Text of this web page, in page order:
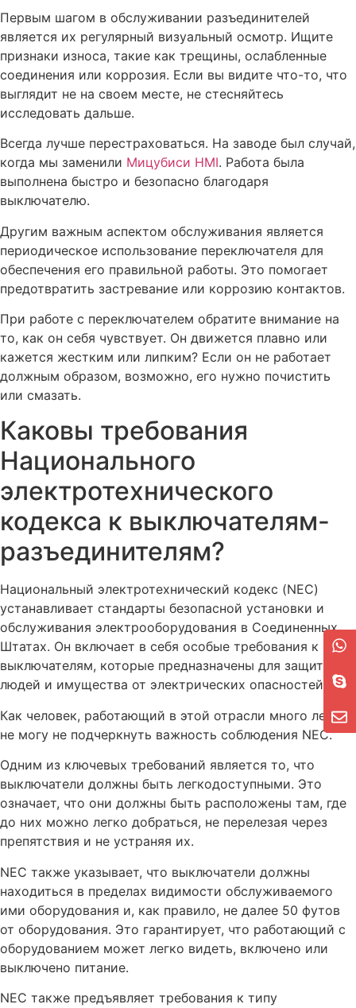
Первым шагом в обслуживании разъединителей
является их регулярный визуальный осмотр. Ищите
признаки износа, такие как трещины, ослабленные
соединения или коррозия. Если вы видите что-то, что
выглядит не на своем месте, не стесняйтесь
исследовать дальше.
Всегда лучше перестраховаться. На заводе был случай,
когда мы заменили Мицубиси HMI. Работа была
выполнена быстро и безопасно благодаря
выключателю.
Другим важным аспектом обслуживания является
периодическое использование переключателя для
обеспечения его правильной работы. Это помогает
предотвратить застревание или коррозию контактов.
При работе с переключателем обратите внимание на
то, как он себя чувствует. Он движется плавно или
кажется жестким или липким? Если он не работает
должным образом, возможно, его нужно почистить
или смазать.
Каковы требования
Национального
электротехнического
кодекса к выключателям-
разъединителям?
Национальный электротехнический кодекс (NEC)
устанавливает стандарты безопасной установки и
обслуживания электрооборудования в Соединенных
Штатах. Он включает в себя особые требования к
выключателям, которые предназначены для защиты
людей и имущества от электрических опасностей.
Как человек, работающий в этой отрасли много лет, я
не могу не подчеркнуть важность соблюдения NEC.
Одним из ключевых требований является то, что
выключатели должны быть легкодоступными. Это
означает, что они должны быть расположены там, где
до них можно легко добраться, не перелезая через
препятствия и не устраняя их.
NEC также указывает, что выключатели должны
находиться в пределах видимости обслуживаемого
ими оборудования и, как правило, не далее 50 футов
от оборудования. Это гарантирует, что работающий с
оборудованием может легко видеть, включено или
выключено питание.
NEC также предъявляет требования к типу